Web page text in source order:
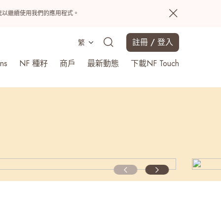
繼續使用我們的應用程式。
繁
註冊 / 登入
NF 種籽 商戶 最新動態 下載NF Touch